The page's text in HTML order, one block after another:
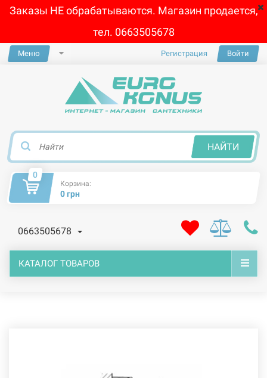
Заказы НЕ обрабатываются. Магазин продается,
тел. 0663505678
Меню Регистрация Войти
НАЙТИ
0
Корзина:
0 грн
0663505678
КАТАЛОГ ТОВАРОВ